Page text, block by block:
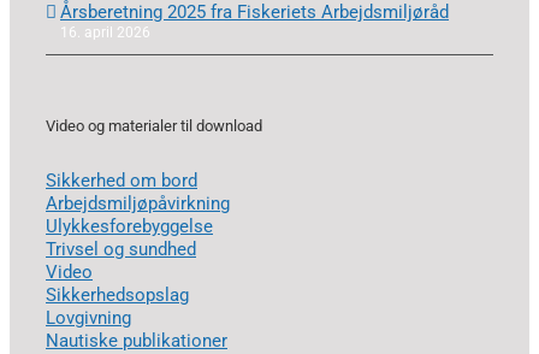
Årsberetning 2025 fra Fiskeriets Arbejdsmiljøråd
16. april 2026
Video og materialer til download
Sikkerhed om bord
Arbejdsmiljøpåvirkning
Ulykkesforebyggelse
Trivsel og sundhed
Video
Sikkerhedsopslag
Lovgivning
Nautiske publikationer